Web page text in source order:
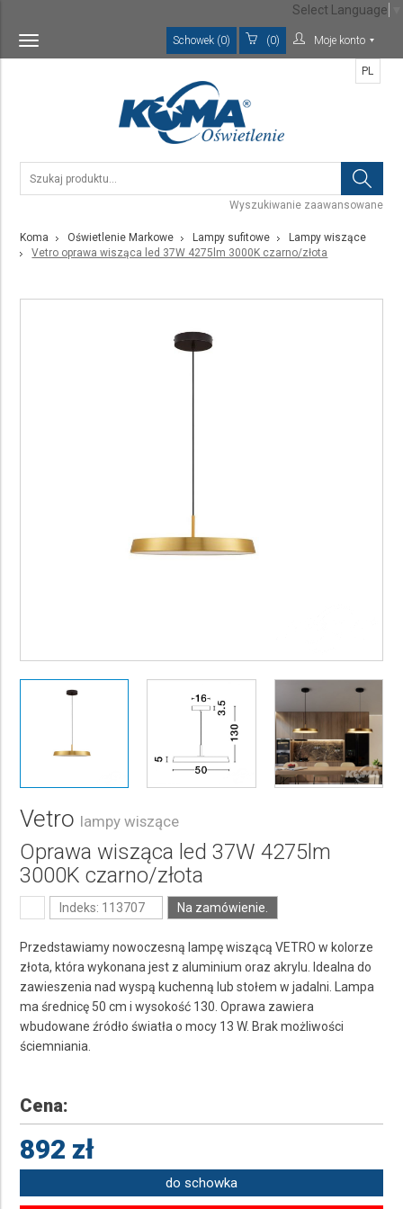
Toggle
navigation
Schowek (0) (0) Moje konto
Wyszukiwanie zaawansowane
PL
Koma Oświetlenie Markowe Lampy sufitowe
Lampy wiszące
Vetro oprawa wisząca led 37W 4275lm 3000K czarno/złota
Vetro lampy wiszące
Oprawa wisząca led 37W 4275lm
3000K czarno/złota
Indeks: 113707 Na zamówienie.
Przedstawiamy nowoczesną lampę wiszącą VETRO w kolorze
złota, która wykonana jest z aluminium oraz akrylu. Idealna do
zawieszenia nad wyspą kuchenną lub stołem w jadalni. Lampa
ma średnicę 50 cm i wysokość 130. Oprawa zawiera
wbudowane źródło światła o mocy 13 W. Brak możliwości
ściemniania.
Cena:
892 zł
do schowka
Select Language